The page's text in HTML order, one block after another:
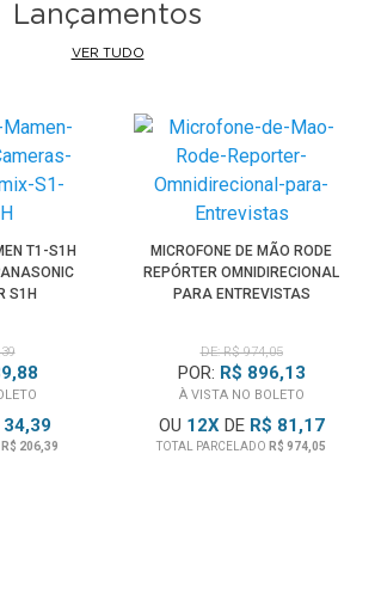
Lançamentos
VER TUDO
T1-S1H
S1H
34,39
R$ 206,39
MICROFONE DE MÃO RODE
REPÓRTER OMNIDIRECIONAL
PARA ENTREVISTAS
DE: R$ 974,05
POR: R$ 896,13
À VISTA NO BOLETO
OU 12XDE R$ 81,17
TOTAL PARCELADO R$ 974,05